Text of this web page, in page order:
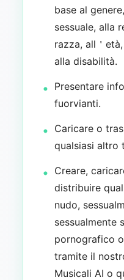
base al
sessuale, alla
razza, all＇
alla disabilità.
Presentare
fuorvianti.
Caricare o
qualsiasi altro
Creare,
distribuire
nudo,
sessualmente
pornografico
tramite il
Musicali AI o